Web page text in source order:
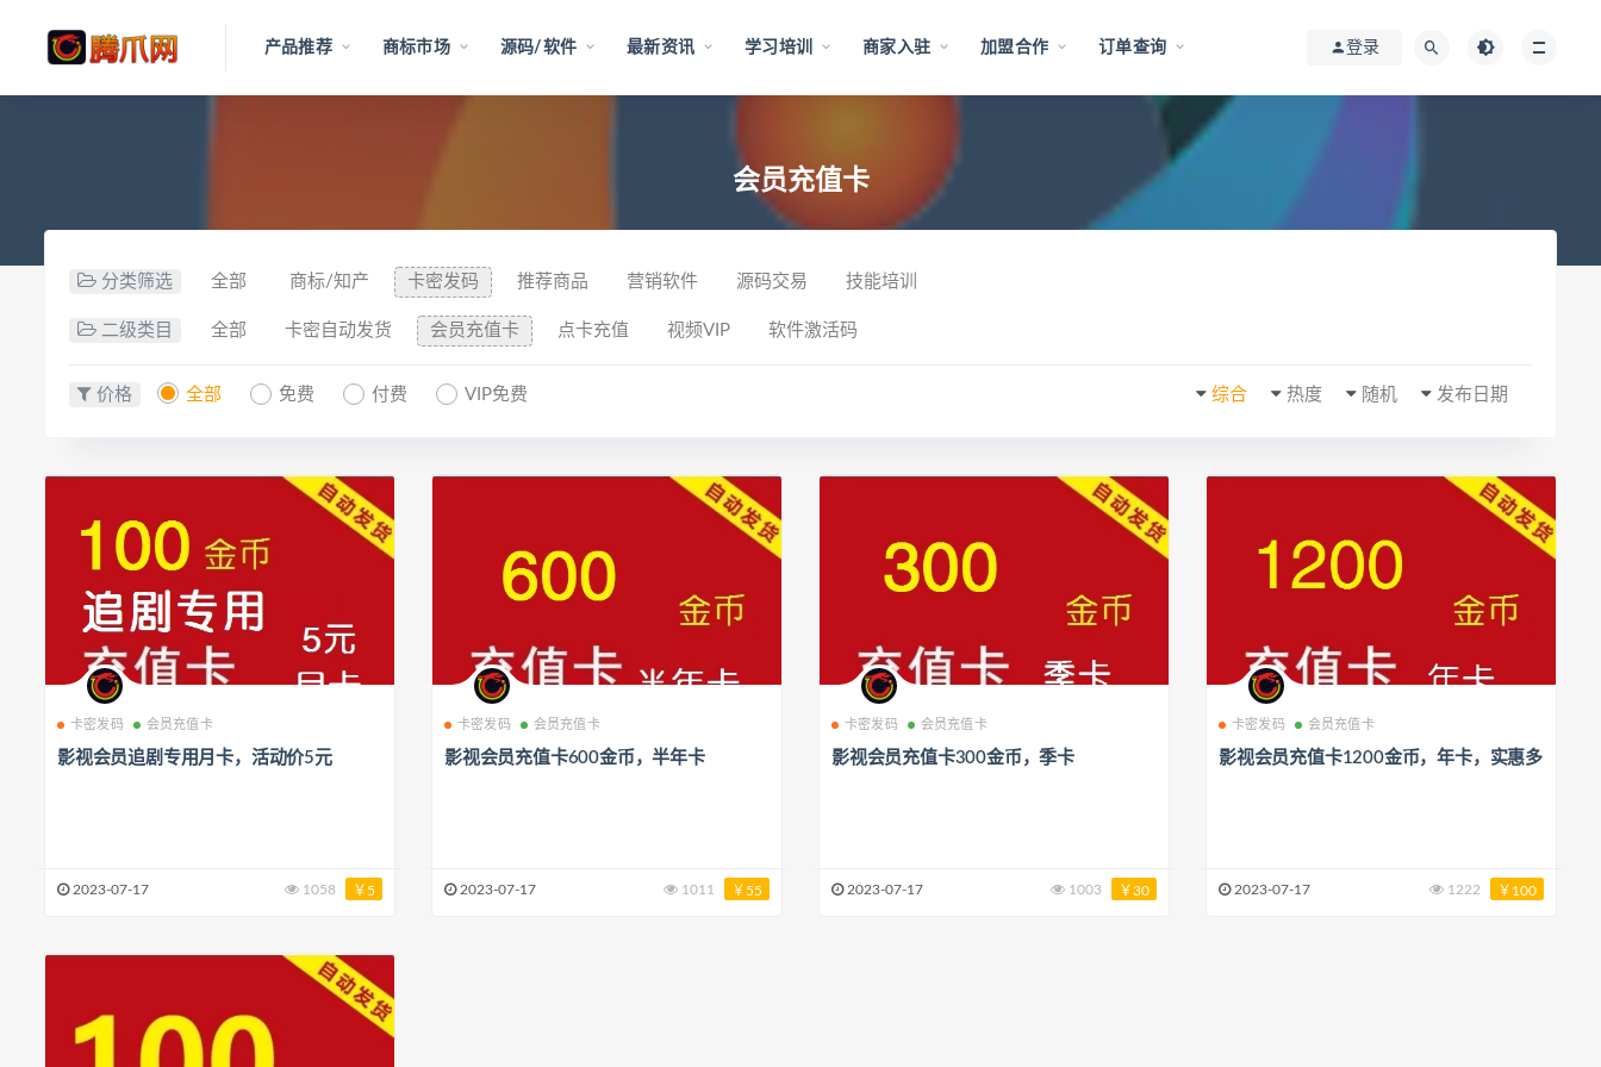
产品推荐 商标市场 源码/软件 最新资讯 学习培训 商家入驻 加盟合作 订单查询 登录
会员充值卡
分类筛选 全部 商标/知产 卡密发码 推荐商品 营销软件 源码交易 技能培训
二级类目 全部 卡密自动发货 会员充值卡 点卡充值 视频VIP 软件激活码
价格 全部 免费 付费 VIP免费 发布日期
随机
热度
综合
卡密发码 会员充值卡
影视会员追剧专用月卡，活动价5元
2023-07-17 1058 ￥5
卡密发码 会员充值卡
影视会员充值卡600金币，半年卡
2023-07-17 1011 ￥55
卡密发码 会员充值卡
影视会员充值卡300金币，季卡
2023-07-17 1003 ￥30
卡密发码 会员充值卡
影视会员充值卡1200金币，年卡，实惠多
2023-07-17 1222 ￥100